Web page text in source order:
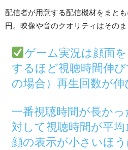
配信者が用意する配信機材をまと
円。映像や音のクオリティはその
ゲーム実況は顔面
するほど視聴時間伸
の場合）再生回数が伸
一番視聴時間が長かっ
対して視聴時間が平均
顔の表示が小さいほ